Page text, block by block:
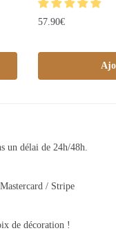
57.90€
un délai de 24h/48h.
/ Stripe
de décoration !